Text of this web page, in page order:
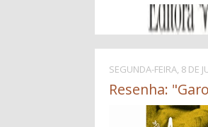
SEGUNDA-FEIRA, 8 DE
Resenha: